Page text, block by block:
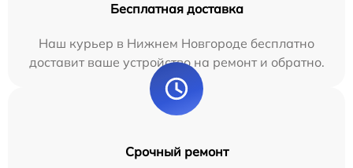
Бесплатная доставка
Наш курьер в Нижнем Новгороде бесплатно
доставит ваше устройство на ремонт и обратно.
Срочный ремонт